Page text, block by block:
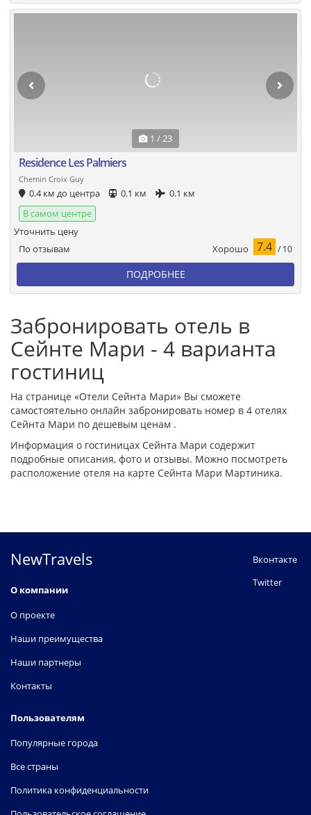
1 / 23
Residence Les Palmiers
Chemin Croix Guy
0.4 км до центра 0.1 км
0.1 км
В самом центре
По отзывам Хорошо 7.4 / 10
Уточнить цену
ПОДРОБНЕЕ
Забронировать отель в
Сейнте Мари - 4 варианта
гостиниц
На странице «Отели Сейнта Мари» Вы сможете
самостоятельно онлайн забронировать номер в 4 отелях
Сейнта Мари по дешевым ценам .
Информация о гостиницах Сейнта Мари содержит
подробные описания, фото и отзывы. Можно посмотреть
расположение отеля на карте Сейнта Мари Мартиника.
NewTravels
О компании
О проекте
Наши преимущества
Наши партнеры
Контакты
Пользователям
Популярные города
Все страны
Политика конфиденциальности
Вконтакте
Twitter